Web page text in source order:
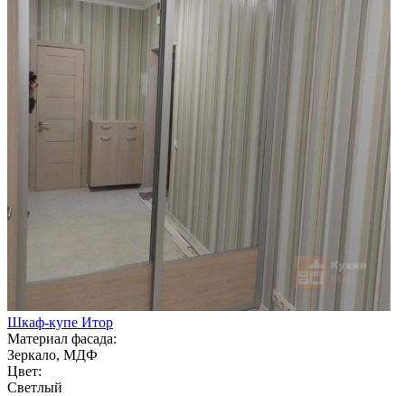
Шкаф-купе Итор
Материал фасада:
Зеркало, МДФ
Цвет:
Светлый